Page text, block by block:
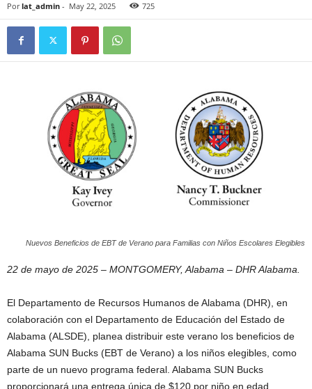
Por lat_admin - May 22, 2025 725
Nuevos Beneficios de EBT de Verano para Familias con Niños Escolares Elegibles
22 de mayo de 2025 – MONTGOMERY, Alabama – DHR Alabama.
El Departamento de Recursos Humanos de Alabama (DHR), en
colaboración con el Departamento de Educación del Estado de
Alabama (ALSDE), planea distribuir este verano los beneficios de
Alabama SUN Bucks (EBT de Verano) a los niños elegibles, como
parte de un nuevo programa federal. Alabama SUN Bucks
proporcionará una entrega única de $120 por niño en edad